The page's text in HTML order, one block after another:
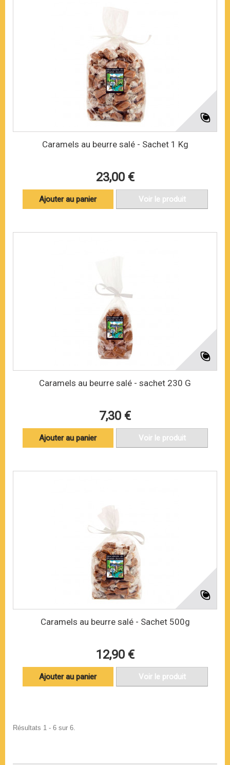
Caramels au beurre salé - Sachet 1 Kg
23,00 €
Ajouter au panier Voir le produit
Caramels au beurre salé - sachet 230 G
7,30 €
Ajouter au panier Voir le produit
Caramels au beurre salé - Sachet 500g
12,90 €
Ajouter au panier Voir le produit
Résultats 1 - 6 sur 6.